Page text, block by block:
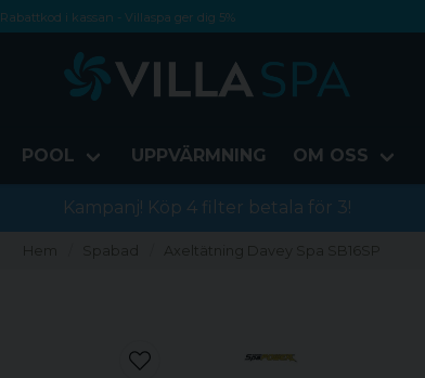
Rabattkod i kassan - Villaspa ger dig 5%
Fri frakt från 1000 kr!
Betala med Swish, faktura eller kontokort
POOL UPPVÄRMNING OM OSS
Kampanj! Köp 4 filter betala för 3!
Hem Spabad Axeltätning Davey Spa SB16SP